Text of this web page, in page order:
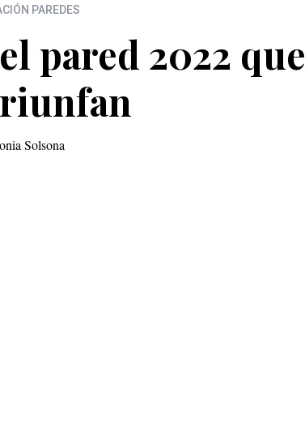
PAREDES
pared 2022 que
Solsona